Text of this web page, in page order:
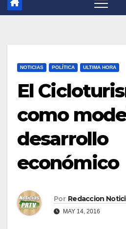
NOTICIAS POLÍTICA ULTIMA HORA
El
como
desarrollo
económico
Por Redaccion
MAY 14, 2016